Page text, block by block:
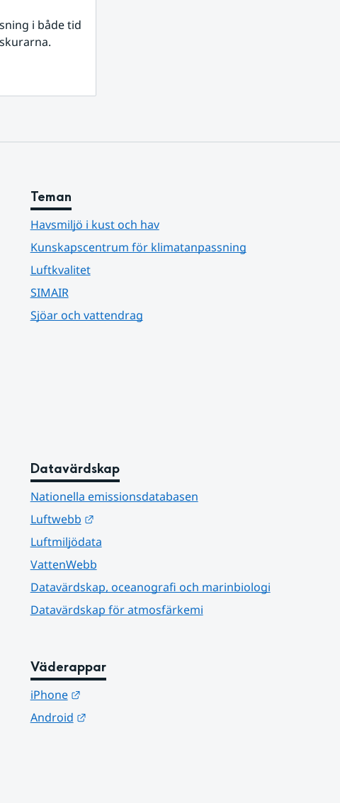
i både tid
Teman
Havsmiljö i kust och hav
Kunskapscentrum för klimatanpassning
Luftkvalitet
SIMAIR
Sjöar och vattendrag
Datavärdskap
Nationella emissionsdatabasen
Luftwebb
Länk till annan webbplats.
Luftmiljödata
VattenWebb
Datavärdskap, oceanografi och marinbiologi
Datavärdskap för atmosfärkemi
Väderappar
iPhone
Länk till annan webbplats.
Android
Länk till annan webbplats.